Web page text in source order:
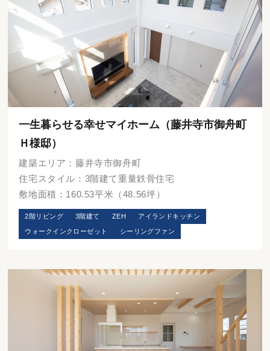
一生暮らせる幸せマイホーム（藤井寺市御舟町
Ｈ様邸）
建築エリア：藤井寺市御舟町
住宅スタイル：3階建て重量鉄骨住宅
敷地面積：160.53平米（48.56坪）
2階リビング 3階建て ZEH アイランドキッチン
ウォークインクローゼット シーリングファン